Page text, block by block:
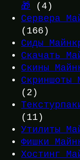
🎁 (4)
Сервера
(166)
Сиды
Скачать
Скины
Скриншоты
(2)
(11)
Утилиты
Фишки
Хостинг